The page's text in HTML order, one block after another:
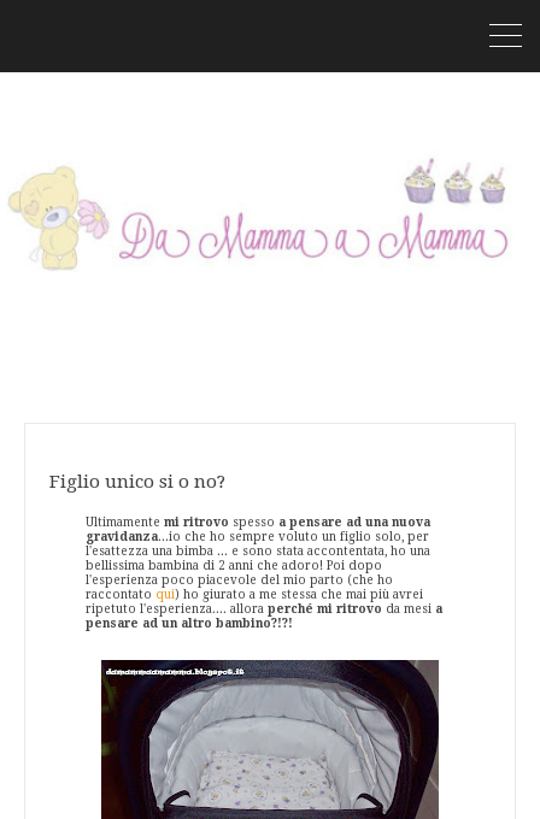
Figlio unico si o no?
Ultimamente mi ritrovo spesso a pensare ad una nuova
gravidanza...io che ho sempre voluto un figlio solo, per
l'esattezza una bimba ... e sono stata accontentata, ho una
bellissima bambina di 2 anni che adoro! Poi dopo
l'esperienza poco piacevole del mio parto (che ho
raccontato qui) ho giurato a me stessa che mai più avrei
ripetuto l'esperienza.... allora perché mi ritrovo da mesi a
pensare ad un altro bambino?!?!